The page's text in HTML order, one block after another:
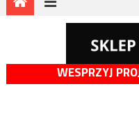
WESPRZYJ